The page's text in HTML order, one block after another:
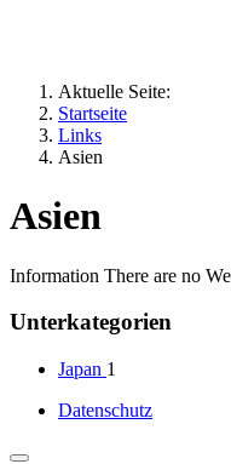
Aktuelle Seite:
Startseite
Links
Asien
Asien
Information There are no
Unterkategorien
Japan 1
Datenschutz